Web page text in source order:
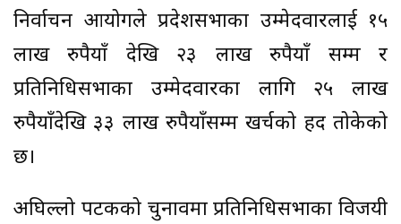
निर्वाचन आयोगले प्रदेशसभाका उम्मेदवारलाई १५
लाख रुपैयाँ देखि २३ लाख रुपैयाँ सम्म र
प्रतिनिधिसभाका उम्मेदवारका लागि २५ लाख
रुपैयाँदेखि ३३ लाख रुपैयाँसम्म खर्चको हद तोकेको
छ।
अघिल्लो पटकको चुनावमा प्रतिनिधिसभाका विजयी